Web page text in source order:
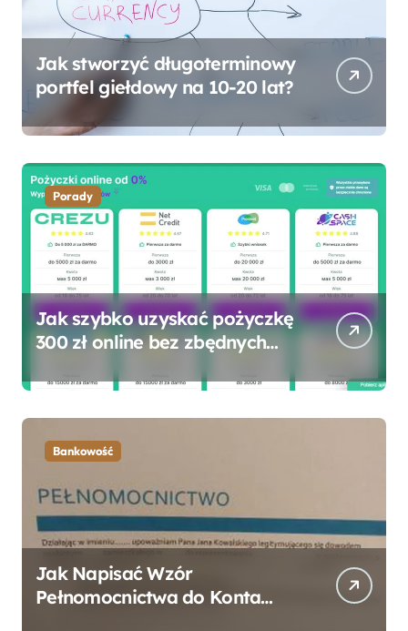
Jak stworzyć długoterminowy
portfel giełdowy na 10-20 lat?
Porady
Jak szybko uzyskać pożyczkę
300 zł online bez zbędnych
Bankowość
Jak Napisać Wzór
Pełnomocnictwa do Konta